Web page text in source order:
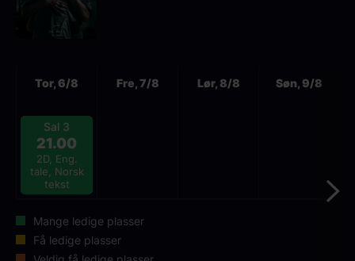
Tor, 6/8
Sal 3
21.00
2D, Eng.
tale, Norsk
tekst
Fre, 7/8 Lør, 8/8 Søn, 9/8
Mange ledige plasser
Få ledige plasser